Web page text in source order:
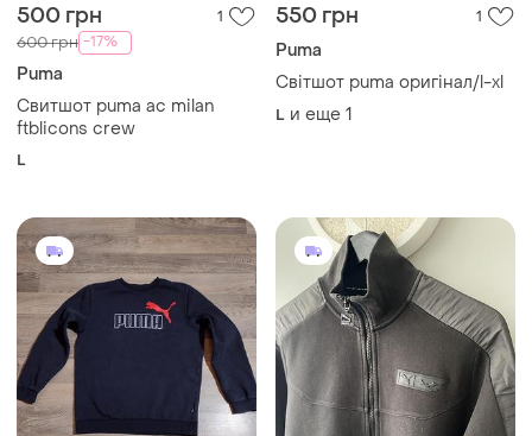
500 грн 1
600 грн -17%
Puma
Свитшот puma ac milan
ftblicons crew
L
550 грн 1
Puma
Свiтшот puma оригiнал/l-xl
L и еще 1